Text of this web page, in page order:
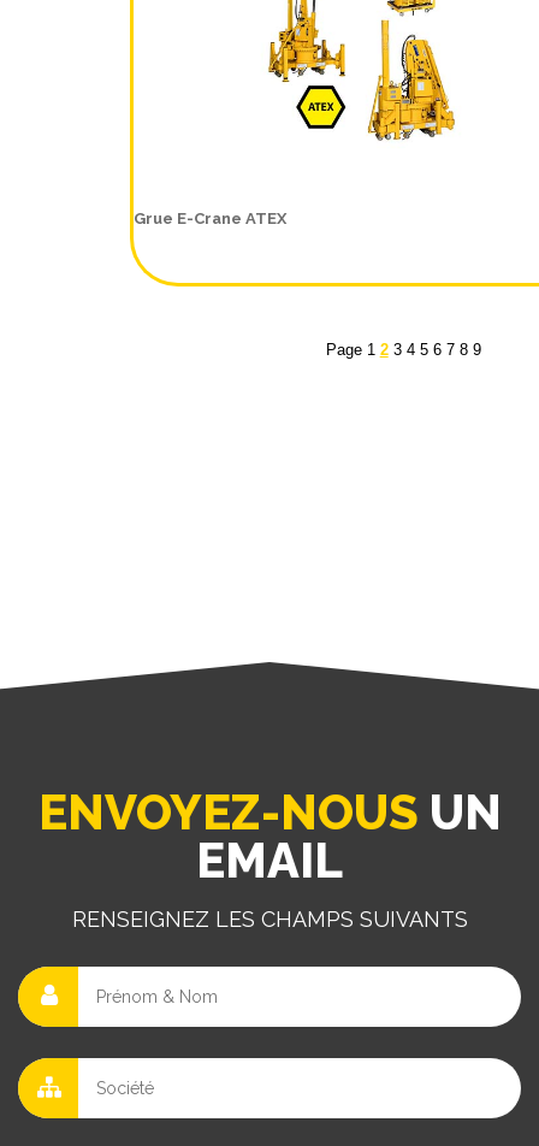
Grue E-Crane ATEX
Page 1 2 3 4 5 6 7 8 9
ENVOYEZ-NOUS UN
EMAIL
RENSEIGNEZ LES CHAMPS SUIVANTS